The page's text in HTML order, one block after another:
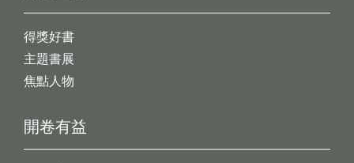
開卷有益
得獎好書
主題書展
焦點人物